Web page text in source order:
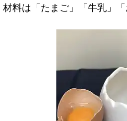
材料は「たまご」「牛乳」「